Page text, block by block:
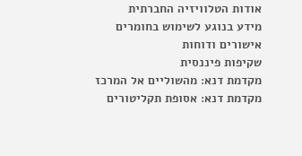
אודות הטלוויזיה החברתית
מידע בנוגע לשימוש בחומרים
אישורים ודוחות
שקיפות פיננסית
מקדמת דנא: מהשוליים אל המרכז
מקדמת דנא: אסופת תקליטורים